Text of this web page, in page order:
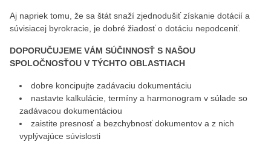
Aj napriek tomu, že sa štát snaží zjednodušiť získanie dotácií a
súvisiacej byrokracie, je dobré žiadosť o dotáciu nepodceniť.
DOPORUČUJEME VÁM SÚČINNOSŤ S NAŠOU
SPOLOČNOSŤOU V TÝCHTO OBLASTIACH
dobre koncipujte zadávaciu dokumentáciu
nastavte kalkulácie, termíny a harmonogram v súlade so
zadávacou dokumentáciou
zaistite presnosť a bezchybnosť dokumentov a z nich
vyplývajúce súvislosti